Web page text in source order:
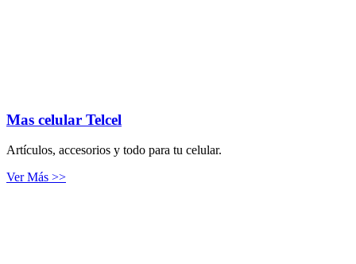
Mas celular Telcel
Artículos, accesorios y todo para tu celular.
Ver Más >>